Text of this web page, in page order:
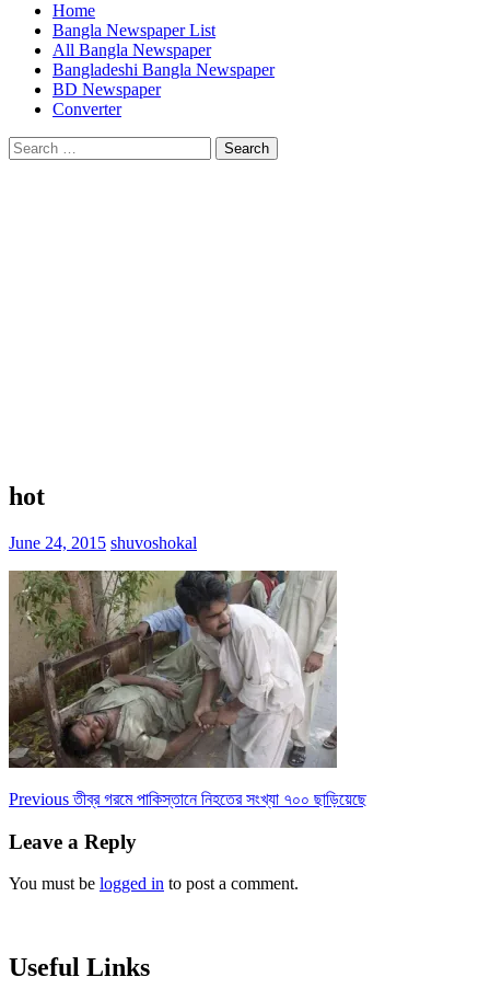
Home
Bangla Newspaper List
All Bangla Newspaper
Bangladeshi Bangla Newspaper
BD Newspaper
Converter
Search
for:
hot
June 24, 2015 shuvoshokal
Post
navigation
PreviousPrevious
তীব্র গরমে পাকিস্তানে নিহতের সংখ্যা ৭০০ ছাড়িয়েছে
Leave a Reply
You must be logged in to post a comment.
Useful Links